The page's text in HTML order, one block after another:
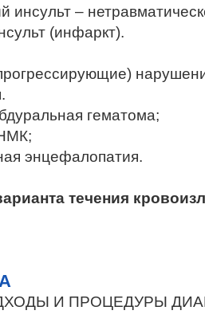
инсульт –
(инфаркт).
гематома;
энцефалопатия.
течения
И ПРОЦЕДУРЫ